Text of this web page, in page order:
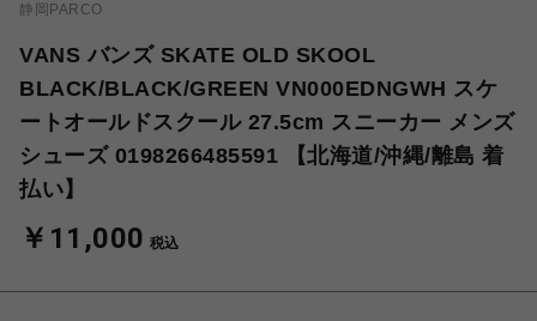
静岡PARCO
VANS バンズ SKATE OLD SKOOL
BLACK/BLACK/GREEN VN000EDNGWH スケ
ートオールドスクール 27.5cm スニーカー メンズ
シューズ 0198266485591 【北海道/沖縄/離島 着
払い】
￥11,000 税込